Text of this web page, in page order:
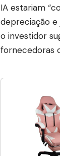
IA estariam
depreciação
o investidor
fornecedoras